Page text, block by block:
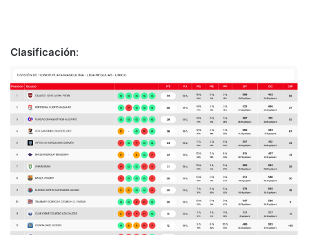
Clasificación: